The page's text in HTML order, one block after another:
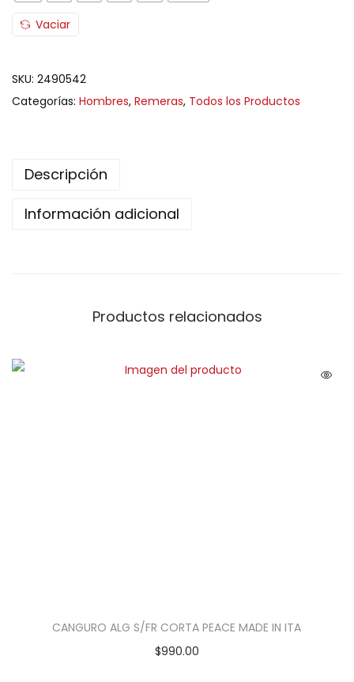
Vaciar
SKU: 2490542
Categorías: Hombres, Remeras, Todos los Productos
Descripción
Información adicional
Productos relacionados
CANGURO ALG S/FR CORTA PEACE MADE IN ITA
$990.00